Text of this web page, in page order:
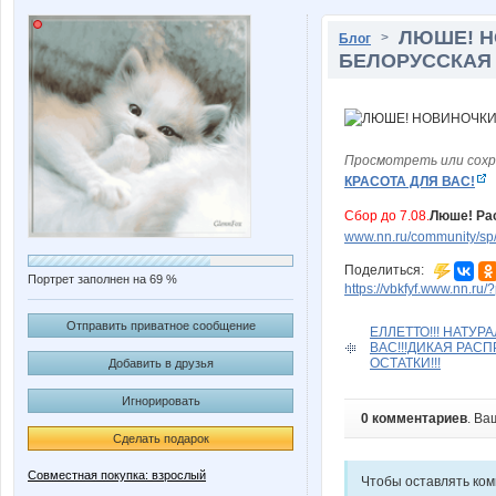
Портрет заполнен на 69 %
Отправить приватное сообщение
Добавить в друзья
Игнорировать
Сделать подарок
Совместная покупка: взрослый
Блог > ЛЮШЕ!
Просмотреть или
КРАСОТА ДЛЯ ВАС!
Сбор до 7.08.Люше!
www.nn.ru/community/
Поделиться:
https://vbkfyf.www.nn.ru/
ЕЛЛЕТТО!!!
ВАС!!!ДИКАЯ
ОСТАТКИ!!!
0 комментариев.
Чтобы оставлять